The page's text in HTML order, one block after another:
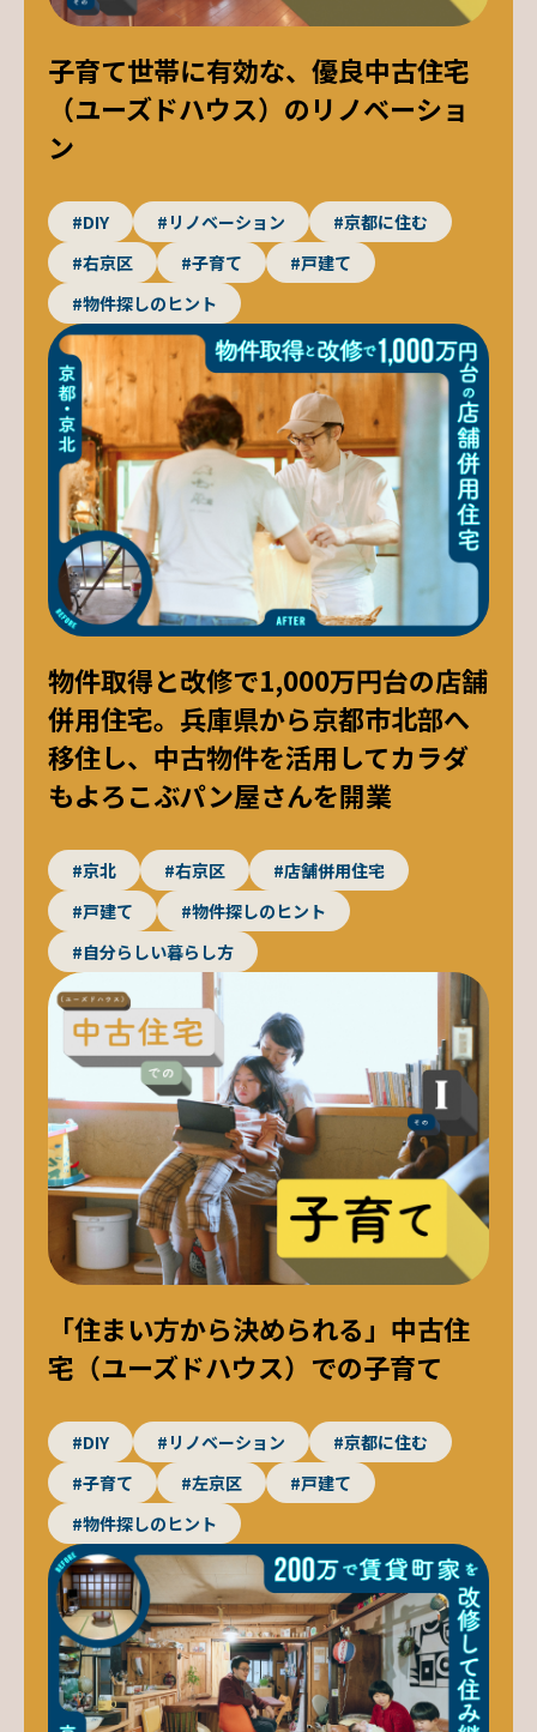
子育て世帯に有効な、優良中古住宅
（ユーズドハウス）のリノベーショ
ン
#DIY #リノベーション
#京都に住む
#右京区
#子育て
#戸建て
#物件探しのヒント
物件取得と改修で1,000万円台の店舗
併用住宅。兵庫県から京都市北部へ
移住し、中古物件を活用してカラダ
もよろこぶパン屋さんを開業
#京北 #右京区
#店舗併用住宅
#戸建て
#物件探しのヒント
#自分らしい暮らし方
「住まい方から決められる」中古住
宅（ユーズドハウス）での子育て
#DIY #リノベーション
#京都に住む
#子育て
#左京区
#戸建て
#物件探しのヒント